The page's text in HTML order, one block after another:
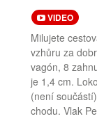
VIDEO
Milujete
vzhůru za
vagón, 8
je 1,4 cm.
(není
chodu. Vlak